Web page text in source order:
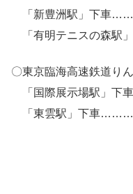
「新豊洲駅」下車
「有明テニスの森駅
〇東京臨海高速鉄道り
「国際展示場駅」
「東雲駅」下車